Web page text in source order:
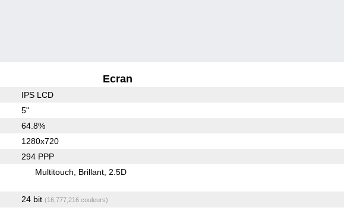
Ecran
IPS LCD
5"
64.8%
1280x720
294 PPP
Multitouch Brillant 2.5D
24 bit (16,777,216 couleurs)